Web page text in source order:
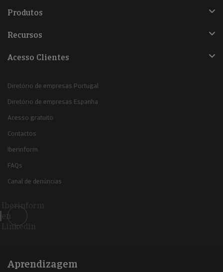
Produtos
Recursos
Acesso Clientes
Diretório de empresas Portugal
Diretório de empresas Espanha
Acesso gratuito
Contactos
Iberinform
FAQs
Canal de denúncias
Iberinform
en
Linkedin
Aprendizagem